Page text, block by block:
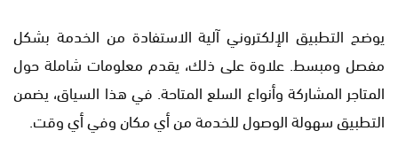
يوضح التطبيق الإلكتروني آلية الاستفادة من الخدمة بشكل
مفصل ومبسط. علاوة على ذلك، يقدم معلومات شاملة حول
المتاجر المشاركة وأنواع السلع المتاحة. في هذا السياق، يضمن
التطبيق سهولة الوصول للخدمة من أي مكان وفي أي وقت.